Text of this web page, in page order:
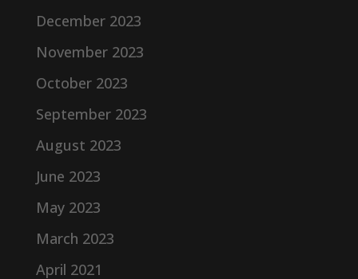
December 2023
November 2023
October 2023
September 2023
August 2023
June 2023
May 2023
March 2023
April 2021